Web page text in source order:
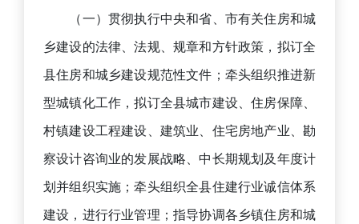
（一）贯彻执行中央和省、市有关住房和城
乡建设的法律、法规、规章和方针政策，拟订全
县住房和城乡建设规范性文件；牵头组织推进新
型城镇化工作，拟订全县城市建设、住房保障、
村镇建设工程建设、建筑业、住宅房地产业、勘
察设计咨询业的发展战略、中长期规划及年度计
划并组织实施；牵头组织全县住建行业诚信体系
建设，进行行业管理；指导协调各乡镇住房和城